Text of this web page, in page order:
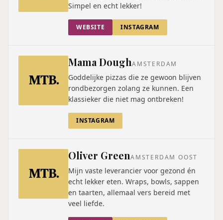
Simpel en echt lekker!
WEBSITE INSTAGRAM
Mama DoughAMSTERDAM
Goddelijke pizzas die ze gewoon blijven
rondbezorgen zolang ze kunnen. Een
klassieker die niet mag ontbreken!
INSTAGRAM
Oliver GreenAMSTERDAM OOST
Mijn vaste leverancier voor gezond én
echt lekker eten. Wraps, bowls, sappen
en taarten, allemaal vers bereid met
veel liefde.